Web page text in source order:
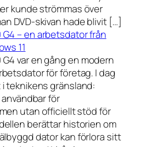
kunde strömmas över
DVD-skivan hade blivit […]
G4 – en arbetsdator från
11
G4 var en gång en modern
för företag. I dag
teknikens gränsland:
för
utan officiellt stöd för
berättar historien om
dator kan förlora sitt